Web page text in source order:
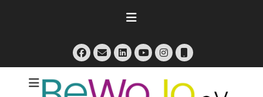
Facebook
E-
Mail
LinkedIn
YouTube
Instagram
Telefon
BeWoJo e.V.
RadlKutsch - Musik Unvergessen - Was heißt'n hier Geld